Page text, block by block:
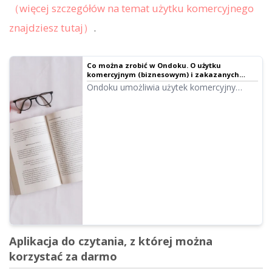
（więcej szczegółów na temat użytku komercyjnego
znajdziesz tutaj） .
Co można zrobić w Ondoku. O użytku
komercyjnym (biznesowym) i zakazanych
czynnościach.
Ondoku umożliwia użytek komercyjny
Aplikacja do czytania, z której można
korzystać za darmo